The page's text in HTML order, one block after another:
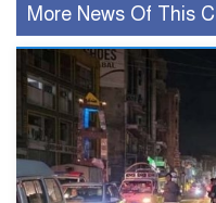
More News Of This